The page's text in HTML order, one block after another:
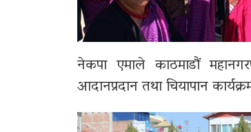
नेकपा एमाले काठमाडौं
आदानप्रदान तथा चियापान